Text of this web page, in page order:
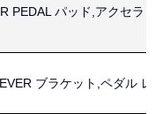
PEDAL パッド,アクセラ
ブラケット,ペダル